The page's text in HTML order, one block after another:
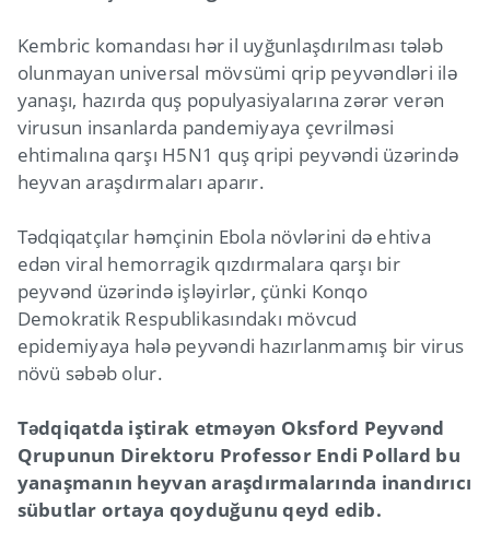
Kembric komandası hər il uyğunlaşdırılması tələb
olunmayan universal mövsümi qrip peyvəndləri ilə
yanaşı, hazırda quş populyasiyalarına zərər verən
virusun insanlarda pandemiyaya çevrilməsi
ehtimalına qarşı H5N1 quş qripi peyvəndi üzərində
heyvan araşdırmaları aparır.
Tədqiqatçılar həmçinin Ebola növlərini də ehtiva
edən viral hemorragik qızdırmalara qarşı bir
peyvənd üzərində işləyirlər, çünki Konqo
Demokratik Respublikasındakı mövcud
epidemiyaya hələ peyvəndi hazırlanmamış bir virus
növü səbəb olur.
Tədqiqatda iştirak etməyən Oksford Peyvənd
Qrupunun Direktoru Professor Endi Pollard bu
yanaşmanın heyvan araşdırmalarında inandırıcı
sübutlar ortaya qoyduğunu qeyd edib.